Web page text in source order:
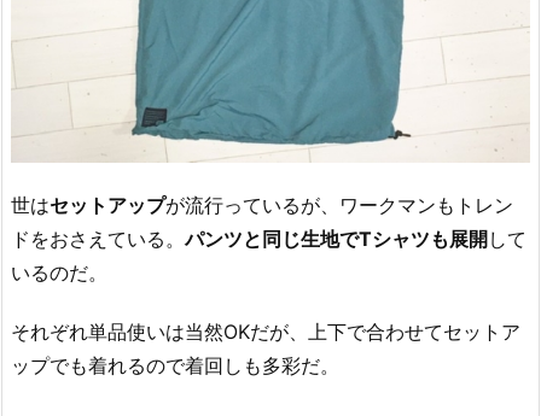
世はセットアップが流行っているが、ワークマンもトレン
ドをおさえている。パンツと同じ生地でTシャツも展開 して
いるのだ。
それぞれ単品使いは当然OKだが、上下で合わせてセットア
ップでも着れるので着回しも多彩だ。